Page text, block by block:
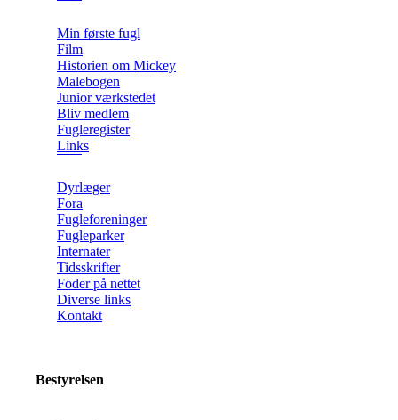
Min første fugl
Film
Historien om Mickey
Malebogen
Junior værkstedet
Bliv medlem
Fugleregister
Links
Dyrlæger
Fora
Fugleforeninger
Fugleparker
Internater
Tidsskrifter
Foder på nettet
Diverse links
Kontakt
Bestyrelsen